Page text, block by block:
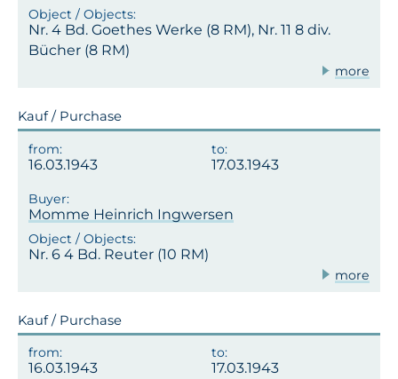
Nr. 4 Bd. Goethes Werke (8 RM), Nr. 11 8 div.
Bücher (8 RM)
more
Kauf / Purchase
16.03.1943 17.03.1943
Momme Heinrich Ingwersen
Nr. 6 4 Bd. Reuter (10 RM)
more
Kauf / Purchase
16.03.1943 17.03.1943